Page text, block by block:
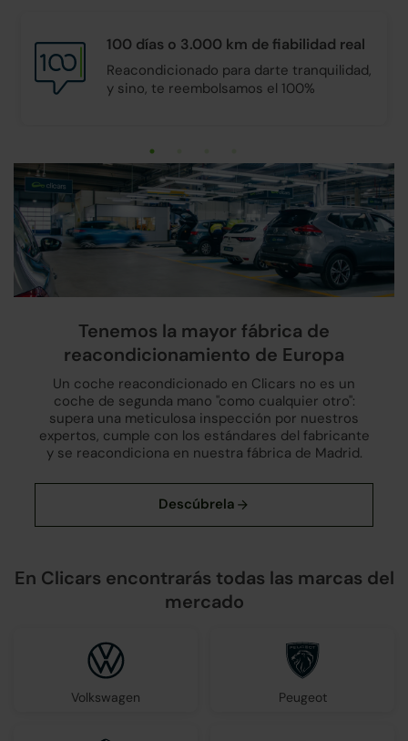
100 días o 3.000 km defiabilidad real
Reacondicionado para darte tranquilidad,
y sino, te reembolsamos el 100%
Tenemos la mayor fábrica de
reacondicionamiento de Europa
Un coche reacondicionado en Clicars no es un
coche de segunda mano "como cualquier otro":
supera una meticulosa inspección por nuestros
expertos, cumple con los estándares del fabricante
y se reacondiciona en nuestra fábrica de Madrid.
En Clicars encontrarás todas las marcas del
mercado
Volkswagen Peugeot